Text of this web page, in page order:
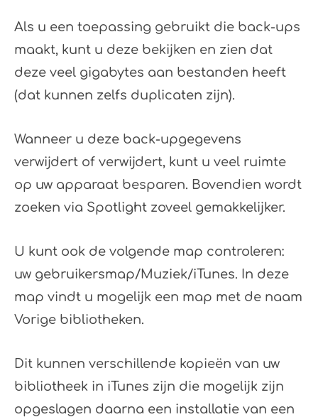
Als u een toepassing gebruikt die back-ups
maakt, kunt u deze bekijken en zien dat
deze veel gigabytes aan bestanden heeft
(dat kunnen zelfs duplicaten zijn).
Wanneer u deze back-upgegevens
verwijdert of verwijdert, kunt u veel ruimte
op uw apparaat besparen. Bovendien wordt
zoeken via Spotlight zoveel gemakkelijker.
U kunt ook de volgende map controleren:
uw gebruikersmap/Muziek/iTunes. In deze
map vindt u mogelijk een map met de naam
Vorige bibliotheken.
Dit kunnen verschillende kopieën van uw
bibliotheek in iTunes zijn die mogelijk zijn
opgeslagen daarna een installatie van een